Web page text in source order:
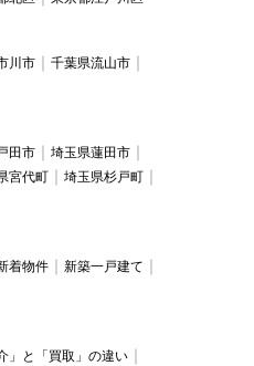
川市
千葉県流山市
田市
埼玉県蓮田市
宮代町
埼玉県杉戸町
着物件
新築一戸建て
」と「買取」の違い